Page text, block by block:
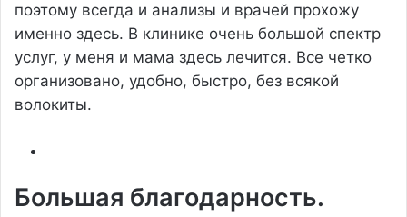
поэтому всегда и анализы и врачей прохожу
именно здесь. В клинике очень большой спектр
услуг, у меня и мама здесь лечится. Все четко
организовано, удобно, быстро, без всякой
волокиты.
Большая благодарность.